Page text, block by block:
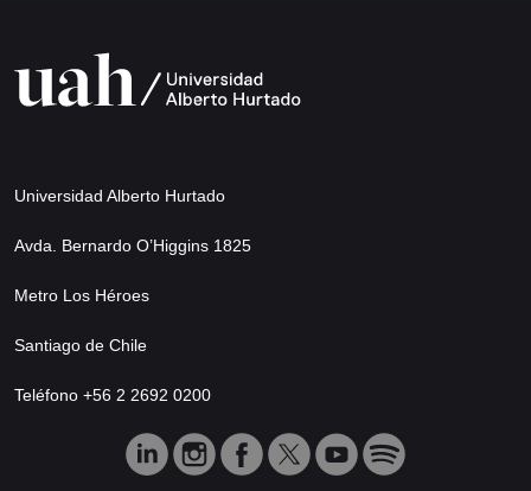
Universidad Alberto Hurtado
Avda. Bernardo O’Higgins 1825
Metro Los Héroes
Santiago de Chile
Teléfono +56 2 2692 0200